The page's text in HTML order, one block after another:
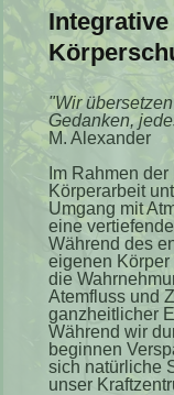
"Wir ü
Gedanken,
M. Alexander
Im Rahmen
Körperarbeit
Umgang mit
eine
Während des
eigenen Körper
die
Atemfluss und
ganzheitlicher
Während wir
beginnen
sich natü rliche
unser